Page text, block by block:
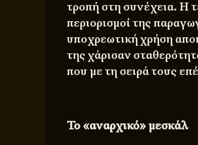
τροπή στη συνέχεια. Η
περιορισμοί της
υποχρεωτική χρήση
της χάρισαν
που με τη σειρά τους
Το «αναρχικό» μεσκάλ